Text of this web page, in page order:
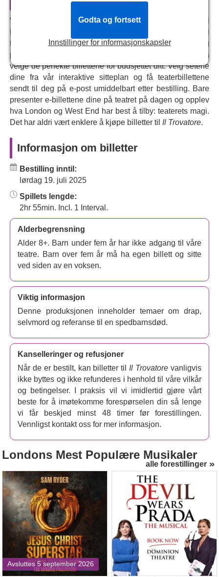
overflaten. Mens historien utfolder seg, avslører Manricos
mor Azucena en mørk hemmelighet som fører til en
tragisk finale, der feilaktig identitet og hevn resulterer i
ødeleggende konsekvenser for alle.
Il Trovatore
team
Rollelisten inkludererMichael Fabiano,Rachel Willis-
Sørensen,Aleksei Isaev,Agnieszka Rehlis,Riccardo
FassiogBlaise Malaba . Rollelisten til denne
produksjonen kan variere avhengig av fremføringsdatoen.
Med musikk av
teamet librettoenSalvadore Cammarano
Annemarie Woods
dramaturgen Beate Breidenbach
Woods.
Vårt sentrale reservasjonssystem kobler deg direkte til
tilgjengelighet for billetter tilIl Trovatore, fra VIP og
premium, til rabatterte billetter, og hjelper deg med å
velge de perfekte billettene for budsjettet ditt. Velg setene
dine fra vår interaktive sitteplan og få teaterbillettene
sendt til deg på e-post umiddelbart etter bestilling. Bare
presenter e-billettene dine på teatret på dagen og opplev
hva London og West End har best å tilby: teaterets magi.
Det har aldri vært enklere å kjøpe billetter til Il Trovatore.
Informasjon om billetter
Bestilling inntil:
lørdag 19. juli 2025
Spillets lengde:
2hr 55min. Incl. 1 Interval.
Alderbegrensning
Alder 8+. Barn under fem år har ikke adgang til våre
teatre. Barn over fem år må ha egen billett og sitte
ved siden av en voksen.
Viktig informasjon
Denne produksjonen inneholder temaer om drap,
selvmord og referanse til en spedbarnsdød.
Kanselleringer og refusjoner
Når de er bestilt, kan billetter til Il Trovatore vanligvis
ikke byttes og ikke refunderes i henhold til våre vilkår
og betingelser. I praksis vil vi imidlertid gjøre vårt
beste for å imøtekomme forespørselen din så lenge
vi får beskjed minst 48 timer før forestillingen.
Vennligst kontakt oss for mer informasjon.
alle forestillinger
Londons Mest Populære Musikaler
Avsluttes 5 september 2026
Jesus Christ Superstar
(London Palladium)
The Devil Wears Prada
Innstillinger for informasjonskapsler
Godta og fortsett